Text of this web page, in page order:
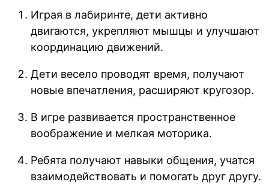
Играя в лабиринте, дети активно
двигаются, укрепляют мышцы и улучшают
координацию движений.
Дети весело проводят время, получают
новые впечатления, расширяют кругозор.
В игре развивается пространственное
воображение и мелкая моторика.
Ребята получают навыки общения, учатся
взаимодействовать и помогать друг другу.